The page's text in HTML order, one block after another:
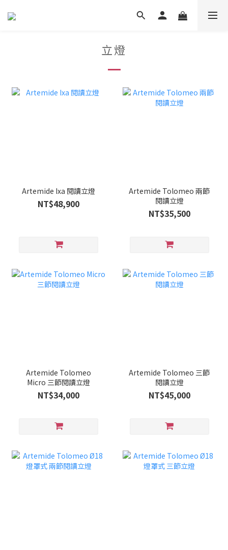
立燈
Artemide Ixa 閱讀立燈
NT$48,900
Artemide Tolomeo 兩節
閱讀立燈
NT$35,500
Artemide Tolomeo
Micro 三節閱讀立燈
NT$34,000
Artemide Tolomeo 三節
閱讀立燈
NT$45,000